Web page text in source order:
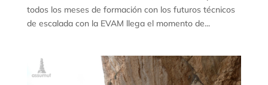
todos los meses de formación con los futuros técnicos
de escalada con la EVAM llega el momento de...